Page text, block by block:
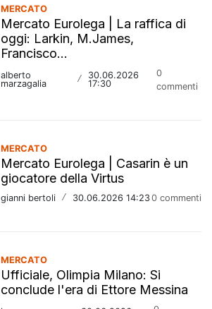
MERCATO
Mercato Eurolega | La raffica di
oggi: Larkin, M.James,
Francisco...
alberto
marzagalia
/
30.06.2026
17:30
0
commenti
MERCATO
Mercato Eurolega | Casarin è un
giocatore della Virtus
gianni bertoli / 30.06.2026 14:230 commenti
MERCATO
Ufficiale, Olimpia Milano: Si
conclude l'era di Ettore Messina